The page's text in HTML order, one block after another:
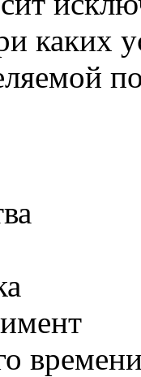
каких